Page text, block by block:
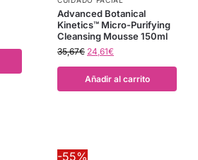
Advanced Botanical
Kinetics™ Micro-Purifying
Cleansing Mousse 150ml
35,67€ 24,61€
Añadir al carrito
-55%